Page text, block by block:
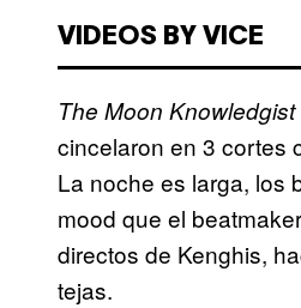
VIDEOS BY VICE
The Moon Knowledgist
cincelaron en 3 cortes
La noche es larga, los
mood que el
directos de Kenghis,
tejas.